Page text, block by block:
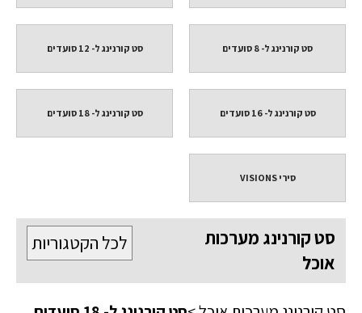
סט קורנינג ל- 8 סועדים סט קורנינג ל- 12 סועדים
סט קורנינג ל- 16 סועדים סט קורנינג ל- 18 סועדים
סירי VISIONS
לכל הקטגוריות
סט קורנינג מערכות
אוכל